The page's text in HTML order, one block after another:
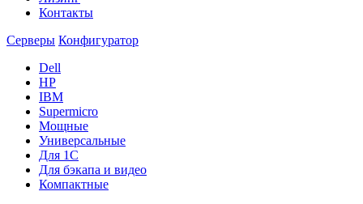
Контакты
Серверы Конфигуратор
Dell
HP
IBM
Supermicro
Мощные
Универсальные
Для 1С
Для бэкапа и видео
Компактные